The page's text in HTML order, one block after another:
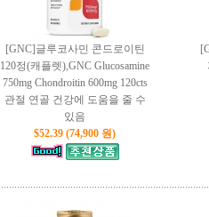
[GNC]글루코사민 콘드로이틴
120정(캐플렛),GNC Glucosamine
750mg Chondroitin 600mg 120cts
관절 연골 건강에 도움을 줄 수
있음
$52.39 (74,900 원)